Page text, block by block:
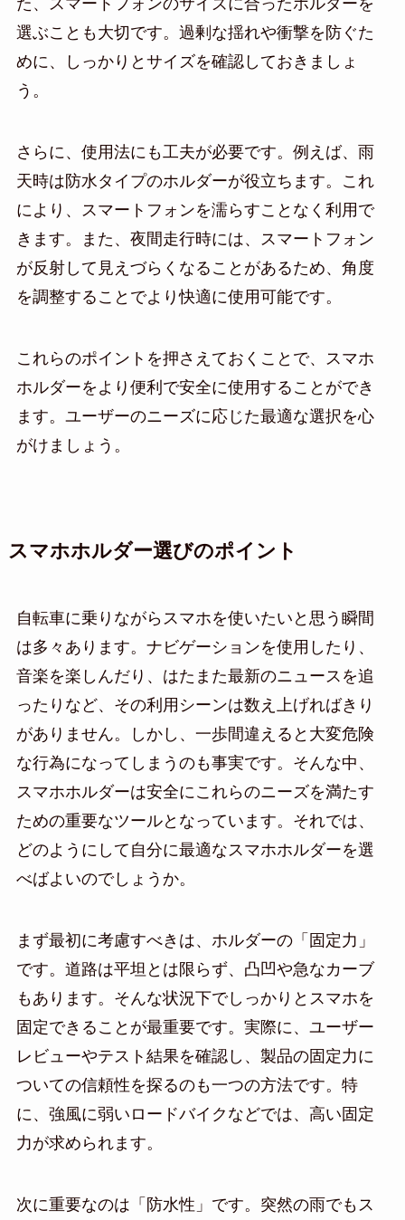
た、スマートフォンのサイズに合ったホルダーを
選ぶことも大切です。過剰な揺れや衝撃を防ぐた
めに、しっかりとサイズを確認しておきましょ
う。
さらに、使用法にも工夫が必要です。例えば、雨
天時は防水タイプのホルダーが役立ちます。これ
により、スマートフォンを濡らすことなく利用で
きます。また、夜間走行時には、スマートフォン
が反射して見えづらくなることがあるため、角度
を調整することでより快適に使用可能です。
これらのポイントを押さえておくことで、スマホ
ホルダーをより便利で安全に使用することができ
ます。ユーザーのニーズに応じた最適な選択を心
がけましょう。
スマホホルダー選びのポイント
自転車に乗りながらスマホを使いたいと思う瞬間
は多々あります。ナビゲーションを使用したり、
音楽を楽しんだり、はたまた最新のニュースを追
ったりなど、その利用シーンは数え上げればきり
がありません。しかし、一歩間違えると大変危険
な行為になってしまうのも事実です。そんな中、
スマホホルダーは安全にこれらのニーズを満たす
ための重要なツールとなっています。それでは、
どのようにして自分に最適なスマホホルダーを選
べばよいのでしょうか。
まず最初に考慮すべきは、ホルダーの「固定力」
です。道路は平坦とは限らず、凸凹や急なカーブ
もあります。そんな状況下でしっかりとスマホを
固定できることが最重要です。実際に、ユーザー
レビューやテスト結果を確認し、製品の固定力に
ついての信頼性を探るのも一つの方法です。特
に、強風に弱いロードバイクなどでは、高い固定
力が求められます。
次に重要なのは「防水性」です。突然の雨でもス